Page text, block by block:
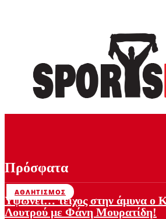
ΑΘΛΗΤΙΣΜΌΣ
Πρόσφατα
Υψώνει… τείχος στην άμυνα ο
Λουτρού με Φάνη Μουρατίδη!